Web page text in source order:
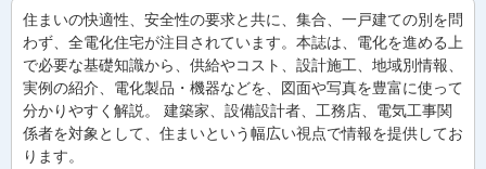
住まいの快適性、安全性の要求と共に、集合、一戸建ての別を問
わず、全電化住宅が注目されています。本誌は、電化を進める上
で必要な基礎知識から、供給やコスト、設計施工、地域別情報、
実例の紹介、電化製品・機器などを、図面や写真を豊富に使って
分かりやすく解説。 建築家、設備設計者、工務店、電気工事関
係者を対象として、住まいという幅広い視点で情報を提供してお
ります。